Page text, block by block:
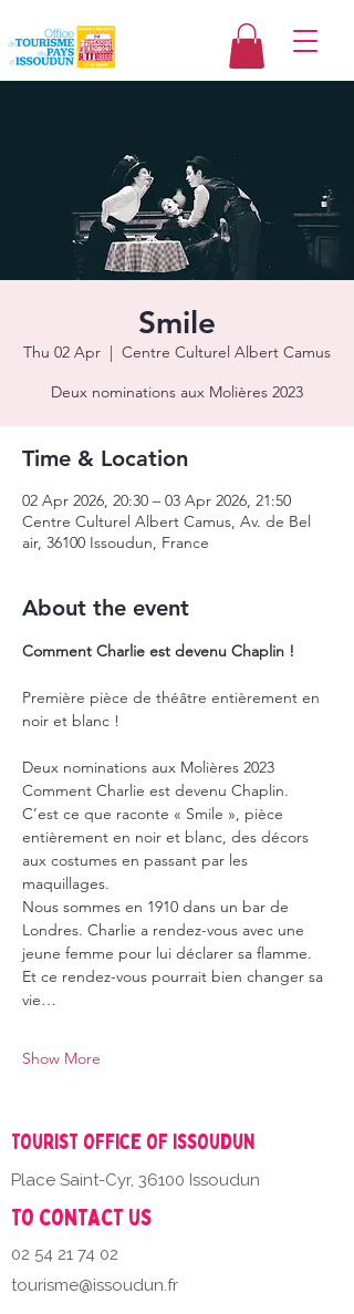
Smile
Thu 02 Apr
  |
Centre Culturel Albert Camus
Deux nominations aux Molières 2023
Time & Location
02 Apr 2026, 20:30 – 03 Apr 2026, 21:50
Centre Culturel Albert Camus, Av. de Bel
air, 36100 Issoudun, France
About the event
Comment Charlie est devenu Chaplin !
Première pièce de théâtre entièrement en
noir et blanc !
Deux nominations aux Molières 2023
Comment Charlie est devenu Chaplin.
C’est ce que raconte « Smile », pièce
entièrement en noir et blanc, des décors
aux costumes en passant par les
maquillages.
Nous sommes en 1910 dans un bar de
Londres. Charlie a rendez-vous avec une
jeune femme pour lui déclarer sa flamme.
Et ce rendez-vous pourrait bien changer sa
vie…
Show More
Tourist office of Issoudun
Place Saint-Cyr, 36100 Issoudun
To contact us
02 54 21 74 02
tourisme@issoudun.fr